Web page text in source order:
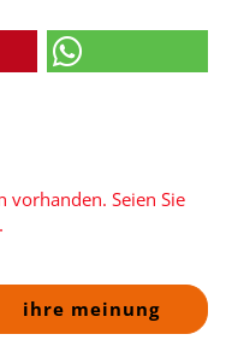
vorhanden. Seien Sie
ihre meinung